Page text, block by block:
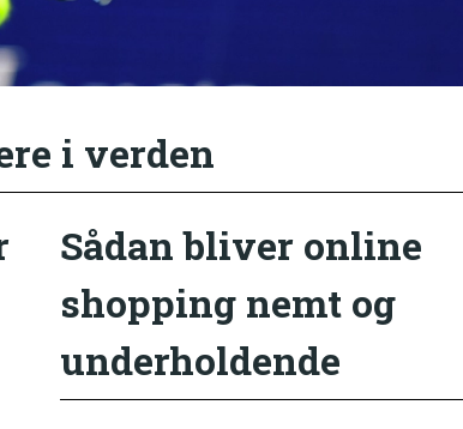
i verden
Sådan bliver online
shopping nemt og
underholdende